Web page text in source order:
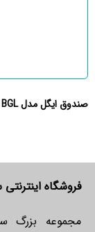
صندوق ایگل مدل EG 120 BGL
فروشگاه
مجموعه بزرگ